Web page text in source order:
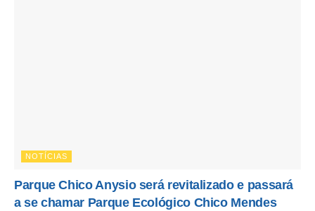
NOTÍCIAS
Parque Chico Anysio será revitalizado e passará
a se chamar Parque Ecológico Chico Mendes